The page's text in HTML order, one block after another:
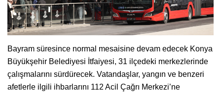
Bayram süresince normal mesaisine devam edecek Konya
Büyükşehir Belediyesi İtfaiyesi, 31 ilçedeki merkezlerinde
çalışmalarını sürdürecek. Vatandaşlar, yangın ve benzeri
afetlerle ilgili ihbarlarını 112 Acil Çağrı Merkezi’ne